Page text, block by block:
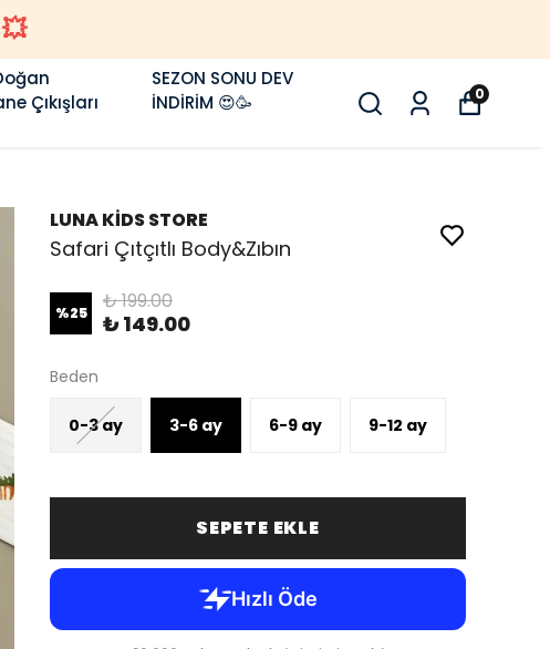
Çıkışları
SEZON SONU DEV
İNDİRİM 😍🥳
0
LUNA KİDS STORE
Safari Çıtçıtlı Body&Zıbın
%25 ₺ 199.00
₺ 149.00
Beden
0-3 ay 3-6 ay 6-9 ay 9-12 ay
SEPETE EKLE